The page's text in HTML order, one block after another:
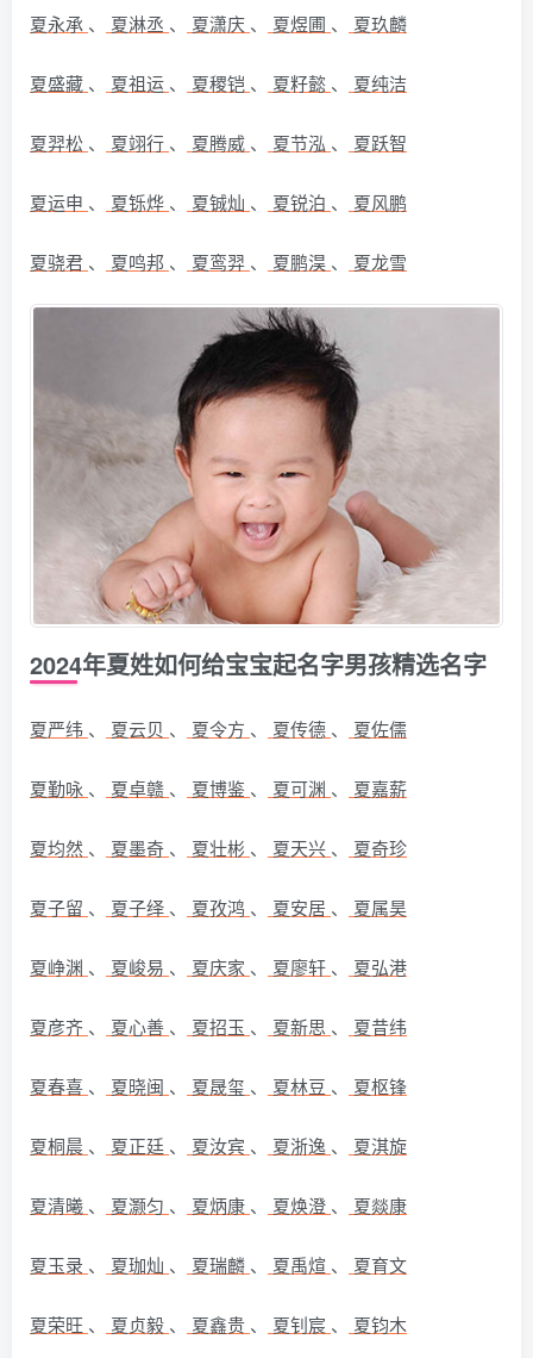
夏永承 、 夏淋丞 、 夏潇庆 、 夏煜圃 、 夏玖麟
夏盛藏 、 夏祖运 、 夏稷铠 、 夏籽懿 、 夏纯洁
夏羿松 、 夏翊行 、 夏腾威 、 夏节泓 、 夏跃智
夏运申 、 夏铄烨 、 夏铖灿 、 夏锐泊 、 夏风鹏
夏骁君 、 夏鸣邦 、 夏鸾羿 、 夏鹏淏 、 夏龙雪
2024年夏姓如何给宝宝起名字男孩精选名字
夏严纬 、 夏云贝 、 夏令方 、 夏传德 、 夏佐儒
夏勤咏 、 夏卓赣 、 夏博鉴 、 夏可渊 、 夏嘉薪
夏均然 、 夏墨奇 、 夏壮彬 、 夏天兴 、 夏奇珍
夏子留 、 夏子绎 、 夏孜鸿 、 夏安居 、 夏属昊
夏峥渊 、 夏峻易 、 夏庆家 、 夏廖轩 、 夏弘港
夏彦齐 、 夏心善 、 夏招玉 、 夏新思 、 夏昔纬
夏春喜 、 夏晓闽 、 夏晟玺 、 夏林豆 、 夏枢锋
夏桐晨 、 夏正廷 、 夏汝宾 、 夏浙逸 、 夏淇旋
夏清曦 、 夏灏匀 、 夏炳康 、 夏焕澄 、 夏燚康
夏玉录 、 夏珈灿 、 夏瑞麟 、 夏禹煊 、 夏育文
夏荣旺 、 夏贞毅 、 夏鑫贵 、 夏钊宸 、 夏钧木